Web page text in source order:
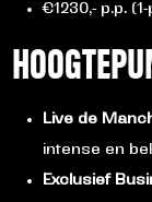
€1230,- p.p.
Live de
intense en
Exclusief